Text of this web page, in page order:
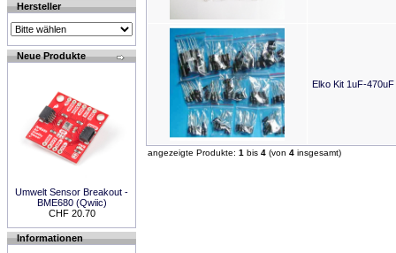
Hersteller
Neue Produkte
Umwelt Sensor Breakout -
BME680 (Qwiic)
CHF 20.70
Informationen
Elko Kit 1uF-
angezeigte Produkte: 1 bis 4 (von 4 insgesamt)